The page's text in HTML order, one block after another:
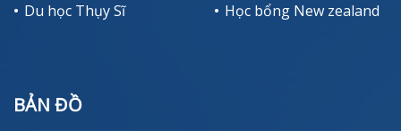
Du học Thụy Sĩ
Học bổng New zealand
BẢN ĐỒ